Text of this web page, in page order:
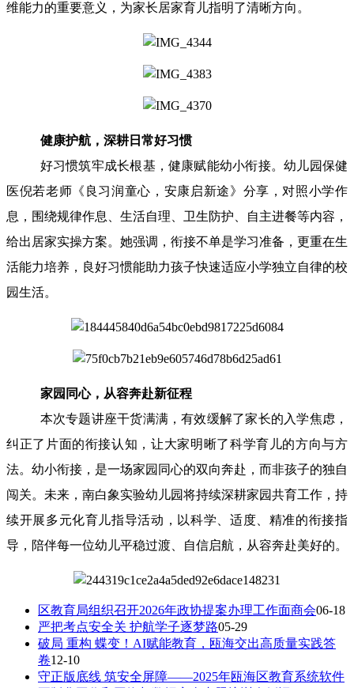
维能力的重要意义，为家长居家育儿指明了清晰方向。
健康护航，深耕日常好习惯
好习惯筑牢成长根基，健康赋能幼小衔接。幼儿园保健
医倪若老师《良习润童心，安康启新途》分享，对照小学作
息，围绕规律作息、生活自理、卫生防护、自主进餐等内容，
给出居家实操方案。她强调，衔接不单是学习准备，更重在生
活能力培养，良好习惯能助力孩子快速适应小学独立自律的校
园生活。
家园同心，从容奔赴新征程
本次专题讲座干货满满，有效缓解了家长的入学焦虑，
纠正了片面的衔接认知，让大家明晰了科学育儿的方向与方
法。幼小衔接，是一场家园同心的双向奔赴，而非孩子的独自
闯关。未来，南白象实验幼儿园将持续深耕家园共育工作，持
续开展多元化育儿指导活动，以科学、适度、精准的衔接指
导，陪伴每一位幼儿平稳过渡、自信启航，从容奔赴美好的。
区教育局组织召开2026年政协提案办理工作面商会06-18
严把考点安全关 护航学子逐梦路05-29
破局 重构 蝶变！AI赋能教育，瓯海交出高质量实践答
卷12-10
守正版底线 筑安全屏障——2025年瓯海区教育系统软件